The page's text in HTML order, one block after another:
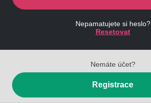
Nepamatujete si heslo?
Resetovat
Nemáte účet?
Registrace